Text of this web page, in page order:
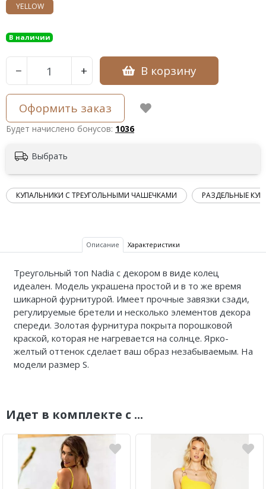
YELLOW
В наличии
− + В корзину
Оформить заказ
Будет начислено бонусов: 1036
Выбрать
КУПАЛЬНИКИ С ТРЕУГОЛЬНЫМИ ЧАШЕЧКАМИ РАЗДЕЛЬНЫЕ
Описание Характеристики
Треугольный топ Nadia с декором в виде колец
идеален. Модель украшена простой и в то же время
шикарной фурнитурой. Имеет прочные завязки сзади,
регулируемые бретели и несколько элементов декора
спереди. Золотая фурнитура покрыта порошковой
краской, которая не нагревается на солнце. Ярко-
желтый оттенок сделает ваш образ незабываемым. На
модели размер S.
Идет в комплекте с ...